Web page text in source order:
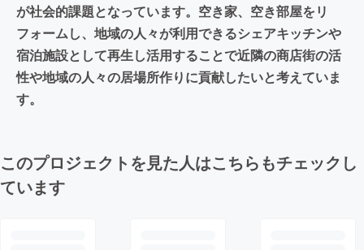
が社会的課題となっています。空き家、空き部屋をリ
フォームし、地域の人々が利用できるシェアキッチンや
宿泊施設として再生し活用することで近隣の商店街の活
性や地域の人々の居場所作りに貢献したいと考えていま
す。
このプロジェクトを見た人はこちらもチェックし
ています